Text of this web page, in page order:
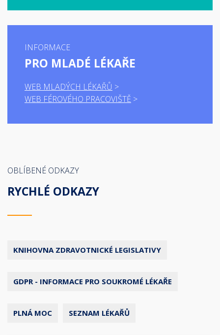
INFORMACE
PRO MLADÉ LÉKAŘE
WEB MLADÝCH LÉKAŘŮ
WEB FÉROVÉHO PRACOVIŠTĚ
OBLÍBENÉ ODKAZY
RYCHLÉ ODKAZY
KNIHOVNA ZDRAVOTNICKÉ LEGISLATIVY
GDPR - INFORMACE PRO SOUKROMÉ LÉKAŘE
PLNÁ MOC SEZNAM LÉKAŘŮ